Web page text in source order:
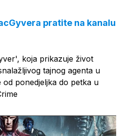
pratite na kanalu
koja prikazuje život
tajnog agenta u
od ponedjeljka do petka u